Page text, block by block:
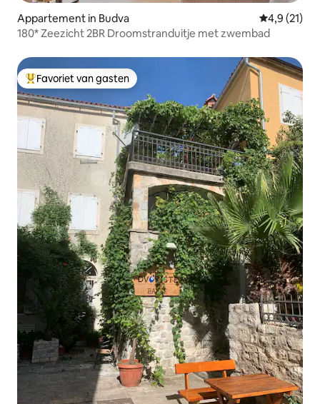
Appartement in Budva
4,9 (21)
180* Zeezicht 2BR Droomstranduitje met zwembad
Topfavoriet van gasten
Favoriet van gasten